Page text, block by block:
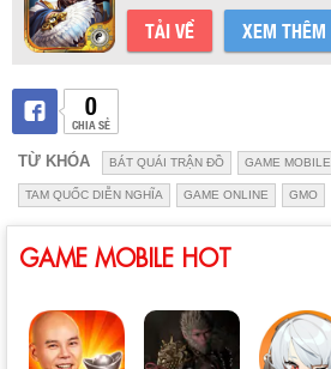
TẢI VỀ XEM THÊM
0
CHIA SẺ
TỪ KHÓA BÁT QUÁI TRẬN ĐỒ GAME MOBILE
TAM QUỐC DIỄN NGHĨA GAME ONLINE GMO
GAME MOBILE HOT